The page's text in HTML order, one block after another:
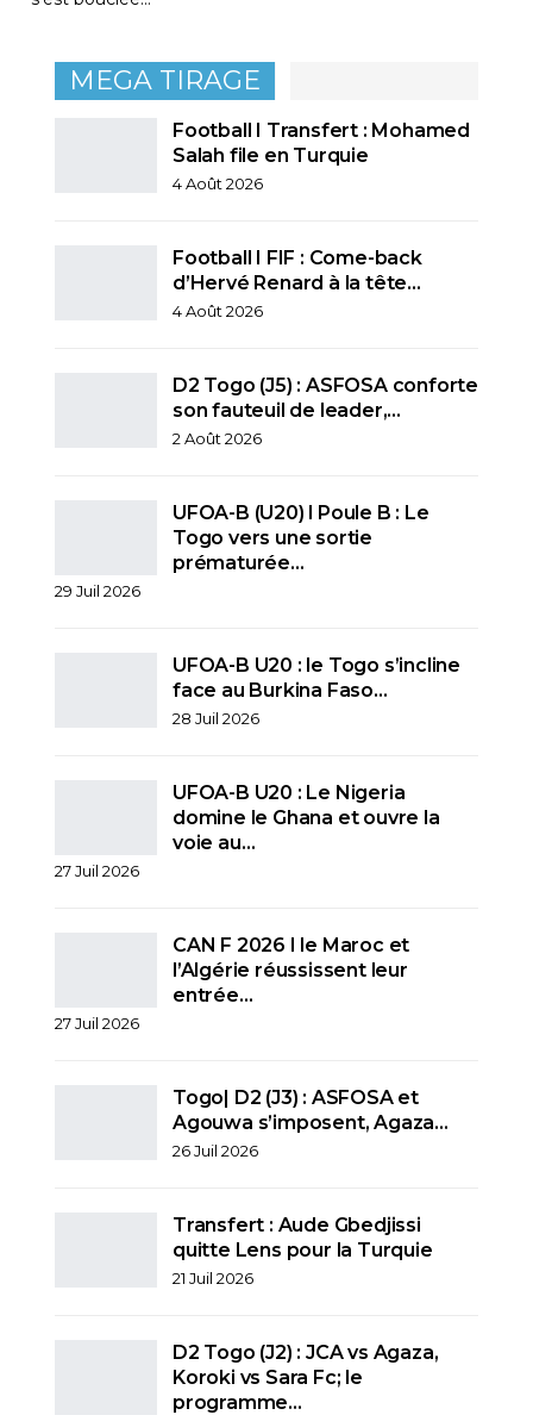
MEGA TIRAGE
Football I Transfert : Mohamed
Salah file en Turquie
4 Août 2026
Football I FIF : Come-back
d’Hervé Renard à la tête…
4 Août 2026
D2 Togo (J5) : ASFOSA conforte
son fauteuil de leader,…
2 Août 2026
UFOA-B (U20) l Poule B : Le
Togo vers une sortie
prématurée…
29 Juil 2026
UFOA-B U20 : le Togo s’incline
face au Burkina Faso…
28 Juil 2026
UFOA-B U20 : Le Nigeria
domine le Ghana et ouvre la
voie au…
27 Juil 2026
CAN F 2026 I le Maroc et
l’Algérie réussissent leur
entrée…
27 Juil 2026
Togo| D2 (J3) : ASFOSA et
Agouwa s’imposent, Agaza…
26 Juil 2026
Transfert : Aude Gbedjissi
quitte Lens pour la Turquie
21 Juil 2026
D2 Togo (J2) : JCA vs Agaza,
Koroki vs Sara Fc; le
programme…